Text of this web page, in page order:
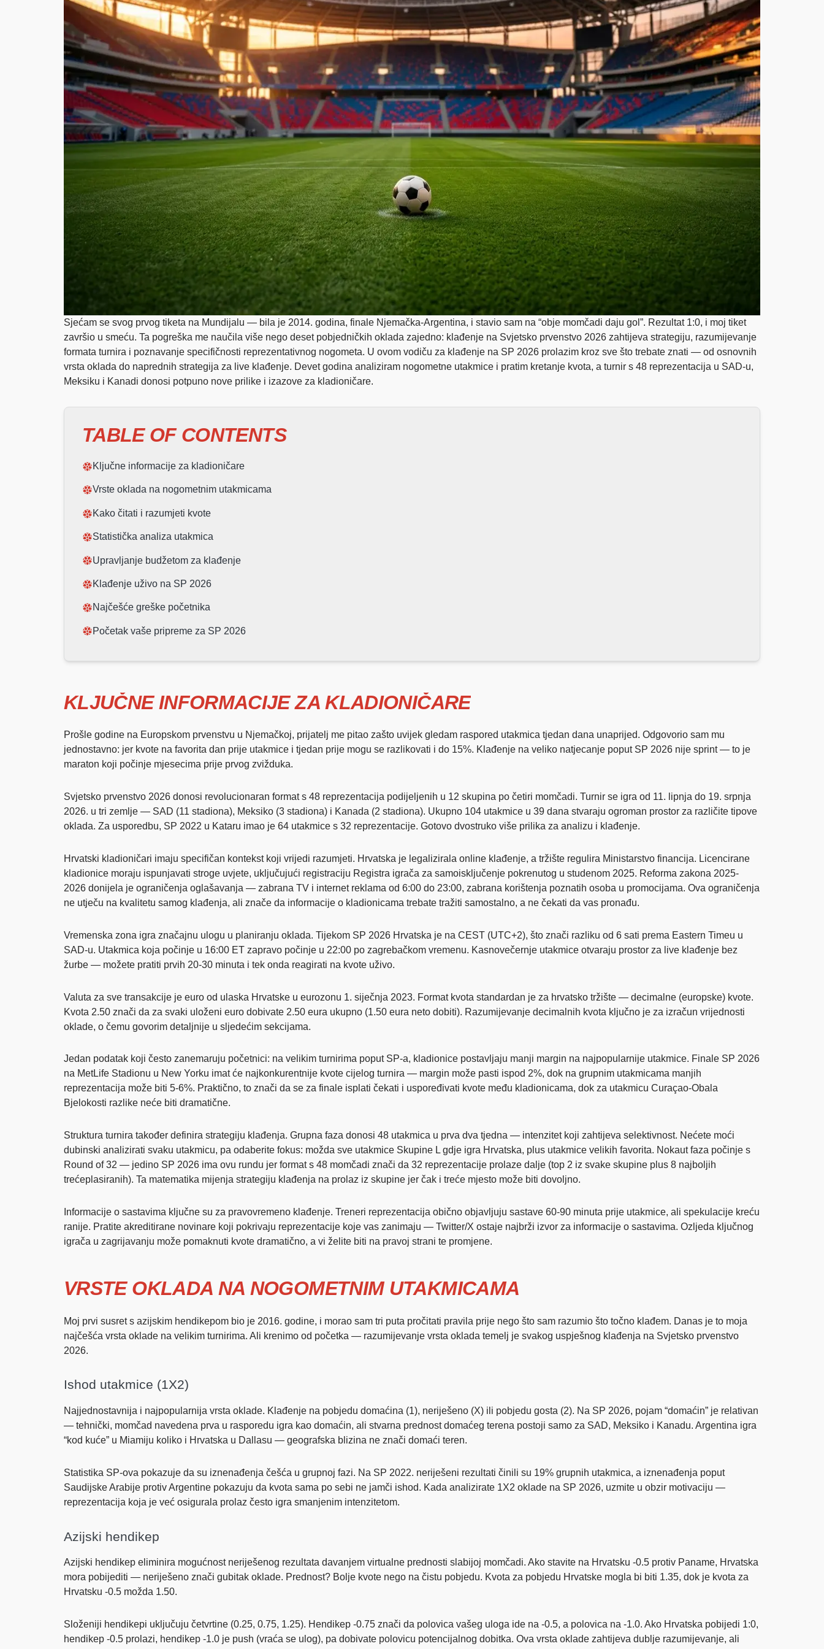
Sjećam se svog prvog tiketa na Mundijalu — bila je 2014. godina, finale Njemačka-Argentina, i stavio sam na “obje momčadi daju gol”. Rezultat 1:0, i moj tiket
završio u smeću. Ta pogreška me naučila više nego deset pobjedničkih oklada zajedno: klađenje na Svjetsko prvenstvo 2026 zahtijeva strategiju, razumijevanje
formata turnira i poznavanje specifičnosti reprezentativnog nogometa. U ovom vodiču za klađenje na SP 2026 prolazim kroz sve što trebate znati — od osnovnih
vrsta oklada do naprednih strategija za live klađenje. Devet godina analiziram nogometne utakmice i pratim kretanje kvota, a turnir s 48 reprezentacija u SAD-u,
Meksiku i Kanadi donosi potpuno nove prilike i izazove za kladioničare.
TABLE OF CONTENTS
Ključne informacije za kladioničare
Vrste oklada na nogometnim utakmicama
Kako čitati i razumjeti kvote
Statistička analiza utakmica
Upravljanje budžetom za klađenje
Klađenje uživo na SP 2026
Najčešće greške početnika
Početak vaše pripreme za SP 2026
KLJUČNE INFORMACIJE ZA KLADIONIČARE
Prošle godine na Europskom prvenstvu u Njemačkoj, prijatelj me pitao zašto uvijek gledam raspored utakmica tjedan dana unaprijed. Odgovorio sam mu
jednostavno: jer kvote na favorita dan prije utakmice i tjedan prije mogu se razlikovati i do 15%. Klađenje na veliko natjecanje poput SP 2026 nije sprint — to je
maraton koji počinje mjesecima prije prvog zvižduka.
Svjetsko prvenstvo 2026 donosi revolucionaran format s 48 reprezentacija podijeljenih u 12 skupina po četiri momčadi. Turnir se igra od 11. lipnja do 19. srpnja
2026. u tri zemlje — SAD (11 stadiona), Meksiko (3 stadiona) i Kanada (2 stadiona). Ukupno 104 utakmice u 39 dana stvaraju ogroman prostor za različite tipove
oklada. Za usporedbu, SP 2022 u Kataru imao je 64 utakmice s 32 reprezentacije. Gotovo dvostruko više prilika za analizu i klađenje.
Hrvatski kladioničari imaju specifičan kontekst koji vrijedi razumjeti. Hrvatska je legalizirala online klađenje, a tržište regulira Ministarstvo financija. Licencirane
kladionice moraju ispunjavati stroge uvjete, uključujući registraciju Registra igrača za samoisključenje pokrenutog u studenom 2025. Reforma zakona 2025-
2026 donijela je ograničenja oglašavanja — zabrana TV i internet reklama od 6:00 do 23:00, zabrana korištenja poznatih osoba u promocijama. Ova ograničenja
ne utječu na kvalitetu samog klađenja, ali znače da informacije o kladionicama trebate tražiti samostalno, a ne čekati da vas pronađu.
Vremenska zona igra značajnu ulogu u planiranju oklada. Tijekom SP 2026 Hrvatska je na CEST (UTC+2), što znači razliku od 6 sati prema Eastern Timeu u
SAD-u. Utakmica koja počinje u 16:00 ET zapravo počinje u 22:00 po zagrebačkom vremenu. Kasnovečernje utakmice otvaraju prostor za live klađenje bez
žurbe — možete pratiti prvih 20-30 minuta i tek onda reagirati na kvote uživo.
Valuta za sve transakcije je euro od ulaska Hrvatske u eurozonu 1. siječnja 2023. Format kvota standardan je za hrvatsko tržište — decimalne (europske) kvote.
Kvota 2.50 znači da za svaki uloženi euro dobivate 2.50 eura ukupno (1.50 eura neto dobiti). Razumijevanje decimalnih kvota ključno je za izračun vrijednosti
oklade, o čemu govorim detaljnije u sljedećim sekcijama.
Jedan podatak koji često zanemaruju početnici: na velikim turnirima poput SP-a, kladionice postavljaju manji margin na najpopularnije utakmice. Finale SP 2026
na MetLife Stadionu u New Yorku imat će najkonkurentnije kvote cijelog turnira — margin može pasti ispod 2%, dok na grupnim utakmicama manjih
reprezentacija može biti 5-6%. Praktično, to znači da se za finale isplati čekati i uspoređivati kvote među kladionicama, dok za utakmicu Curaçao-Obala
Bjelokosti razlike neće biti dramatične.
Struktura turnira također definira strategiju klađenja. Grupna faza donosi 48 utakmica u prva dva tjedna — intenzitet koji zahtijeva selektivnost. Nećete moći
dubinski analizirati svaku utakmicu, pa odaberite fokus: možda sve utakmice Skupine L gdje igra Hrvatska, plus utakmice velikih favorita. Nokaut faza počinje s
Round of 32 — jedino SP 2026 ima ovu rundu jer format s 48 momčadi znači da 32 reprezentacije prolaze dalje (top 2 iz svake skupine plus 8 najboljih
trećeplasiranih). Ta matematika mijenja strategiju klađenja na prolaz iz skupine jer čak i treće mjesto može biti dovoljno.
Informacije o sastavima ključne su za pravovremeno klađenje. Treneri reprezentacija obično objavljuju sastave 60-90 minuta prije utakmice, ali spekulacije kreću
ranije. Pratite akreditirane novinare koji pokrivaju reprezentacije koje vas zanimaju — Twitter/X ostaje najbrži izvor za informacije o sastavima. Ozljeda ključnog
igrača u zagrijavanju može pomaknuti kvote dramatično, a vi želite biti na pravoj strani te promjene.
VRSTE OKLADA NA NOGOMETNIM UTAKMICAMA
Moj prvi susret s azijskim hendikepom bio je 2016. godine, i morao sam tri puta pročitati pravila prije nego što sam razumio što točno klađem. Danas je to moja
najčešća vrsta oklade na velikim turnirima. Ali krenimo od početka — razumijevanje vrsta oklada temelj je svakog uspješnog klađenja na Svjetsko prvenstvo
2026.
Ishod utakmice (1X2)
Najjednostavnija i najpopularnija vrsta oklade. Klađenje na pobjedu domaćina (1), neriješeno (X) ili pobjedu gosta (2). Na SP 2026, pojam “domaćin” je relativan
— tehnički, momčad navedena prva u rasporedu igra kao domaćin, ali stvarna prednost domaćeg terena postoji samo za SAD, Meksiko i Kanadu. Argentina igra
“kod kuće” u Miamiju koliko i Hrvatska u Dallasu — geografska blizina ne znači domaći teren.
Statistika SP-ova pokazuje da su iznenađenja češća u grupnoj fazi. Na SP 2022. neriješeni rezultati činili su 19% grupnih utakmica, a iznenađenja poput
Saudijske Arabije protiv Argentine pokazuju da kvota sama po sebi ne jamči ishod. Kada analizirate 1X2 oklade na SP 2026, uzmite u obzir motivaciju —
reprezentacija koja je već osigurala prolaz često igra smanjenim intenzitetom.
Azijski hendikep
Azijski hendikep eliminira mogućnost neriješenog rezultata davanjem virtualne prednosti slabijoj momčadi. Ako stavite na Hrvatsku -0.5 protiv Paname, Hrvatska
mora pobijediti — neriješeno znači gubitak oklade. Prednost? Bolje kvote nego na čistu pobjedu. Kvota za pobjedu Hrvatske mogla bi biti 1.35, dok je kvota za
Hrvatsku -0.5 možda 1.50.
Složeniji hendikepi uključuju četvrtine (0.25, 0.75, 1.25). Hendikep -0.75 znači da polovica vašeg uloga ide na -0.5, a polovica na -1.0. Ako Hrvatska pobijedi 1:0,
hendikep -0.5 prolazi, hendikep -1.0 je push (vraća se ulog), pa dobivate polovicu potencijalnog dobitka. Ova vrsta oklade zahtijeva dublje razumijevanje, ali